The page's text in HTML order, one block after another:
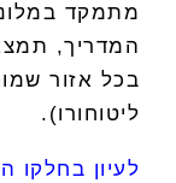
מתמקד
המדריך,
בכל אזור
ליטוחורו).
לעיון בחלקו